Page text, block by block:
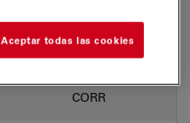
CORR
Aceptar todas las cookies